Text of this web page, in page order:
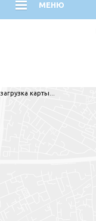
МЕНЮ
загрузка карты...